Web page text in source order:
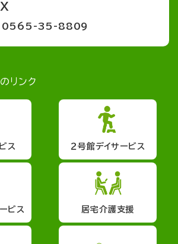
0565-35-8809
リンク
ス ２号館デイサービス
ビス 居宅介護支援